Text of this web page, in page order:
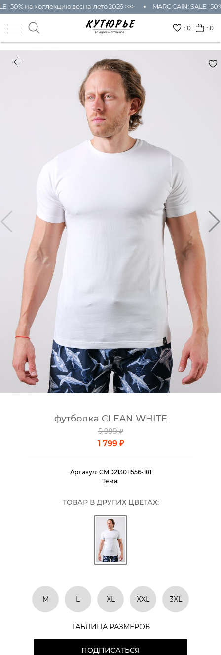
-50% на коллекцию весна-лето 2026 >>> MARC CAIN: SALE -
:0 : 0
футболка CLEAN WHITE
5 999 ₽
1 799 ₽
Артикул: CMD213011556-101
Тема:
ТОВАР В ДРУГИХ ЦВЕТАХ:
M L XL XXL 3XL
ТАБЛИЦА РАЗМЕРОВ
ПОДПИСАТЬСЯ